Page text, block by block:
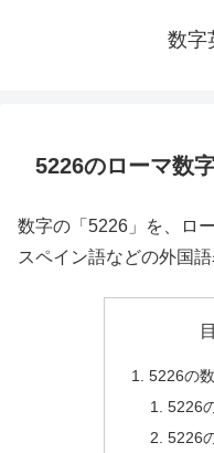
数字
5226のローマ数
数字の「5226」を、ロ
スペイン語などの外国
5226の
5226
5226